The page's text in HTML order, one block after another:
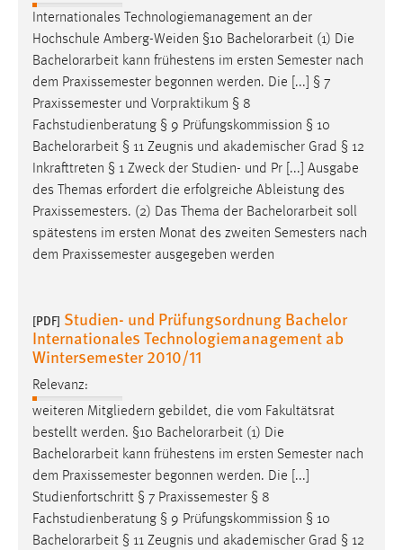
Internationales Technologiemanagement an der
Hochschule Amberg-Weiden §10 Bachelorarbeit (1) Die
Bachelorarbeit kann frühestens im ersten Semester nach
dem Praxissemester begonnen werden. Die [...] § 7
Praxissemester und Vorpraktikum § 8
Fachstudienberatung § 9 Prüfungskommission § 10
Bachelorarbeit § 11 Zeugnis und akademischer Grad § 12
Inkrafttreten § 1 Zweck der Studien- und Pr [...] Ausgabe
des Themas erfordert die erfolgreiche Ableistung des
Praxissemesters. (2) Das Thema der Bachelorarbeit soll
spätestens im ersten Monat des zweiten Semesters nach
dem Praxissemester ausgegeben werden
[PDF] Studien- und Prüfungsordnung Bachelor
Internationales Technologiemanagement ab
Wintersemester 2010/11
Relevanz:
weiteren Mitgliedern gebildet, die vom Fakultätsrat
bestellt werden. §10 Bachelorarbeit (1) Die
Bachelorarbeit kann frühestens im ersten Semester nach
dem Praxissemester begonnen werden. Die [...]
Studienfortschritt § 7 Praxissemester § 8
Fachstudienberatung § 9 Prüfungskommission § 10
Bachelorarbeit § 11 Zeugnis und akademischer Grad § 12